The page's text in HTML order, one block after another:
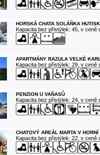
HORSKÁ CHATA SOLÁŇKA
Kapacita bez přistýlek: 45, v ceně
APARTMÁNY RAZULA VELKÉ
Kapacita bez přistýlek: 29, v ceně
PENZION U VAŇASŮ
Kapacita bez přistýlek: 24, v ceně
CHATOVÝ AREÁL MARTA V
Kapacita bez přistýlek: 22, v ceně